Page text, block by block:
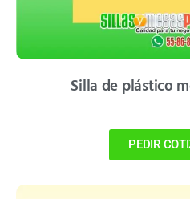
Silla de plástico
PEDIR